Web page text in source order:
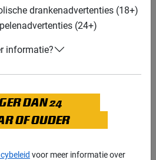
bekijken
drankenadvertenties (18+)
(24+)
informatie?
DAN 24
OF OUDER
voor meer informatie over